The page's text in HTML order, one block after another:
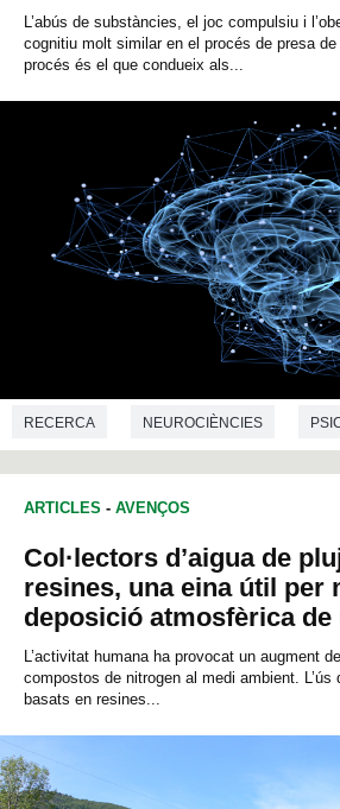
L’abús de substàncies, el joc compulsiu i
cognitiu molt similar en el procés de presa
procés és el que condueix als...
RECERCA NEUROCIÈNCIES
PSIQUIATRIA
ARTICLES - AVENÇOS
Col·lectors d’aigua de
resines, una eina útil per
deposició atmosfèrica de
L’activitat humana ha provocat un augment
compostos de nitrogen al medi ambient. L’ús
basats en resines...